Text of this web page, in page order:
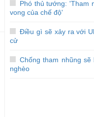
Phó thủ tướng: 'Tham
vong của chế độ'
Điều gì sẽ xảy ra với
cử
Chống tham nhũng
nghèo